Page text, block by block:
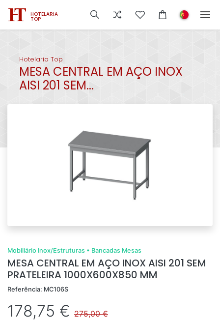
HOTELARIA
TOP
Hotelaria Top
MESA CENTRAL EM AÇO INOX
AISI 201 SEM...
Mobiliário Inox/Estruturas • Bancadas Mesas
MESA CENTRAL EM AÇO INOX AISI 201 SEM
PRATELEIRA 1000X600X850 MM
Referência: MC106S
178,75 € 275,00 €